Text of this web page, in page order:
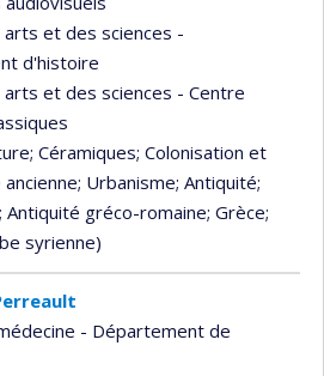
arts et des sciences -
d'histoire
arts et des sciences - Centre
; Céramiques; Colonisation et
ancienne; Urbanisme; Antiquité;
; Antiquité gréco-romaine; Grèce;
syrienne)
- Département de